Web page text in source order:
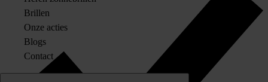
Brillen
Onze acties
Blogs
Contact